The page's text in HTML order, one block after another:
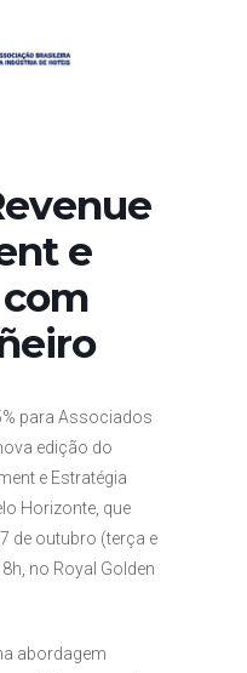
e
para Associados
edição do
e Estratégia
Horizonte, que
de outubro (terça e
no Royal Golden
abordagem